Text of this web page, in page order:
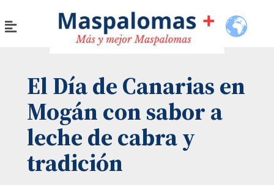
al
contenido
Menú
El Día de Canarias en
Mogán con sabor a
leche de cabra y
tradición